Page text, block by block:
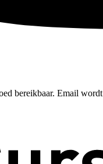
bereikbaar. Email